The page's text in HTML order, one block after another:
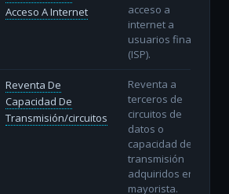
Acceso A Internet
acceso a
internet a
usuarios finales
(ISP).
Reventa De
Capacidad De
Transmisión/circuitos
Reventa a
terceros de
circuitos de
datos o
capacidad de
transmisión
adquiridos en
mayorista.